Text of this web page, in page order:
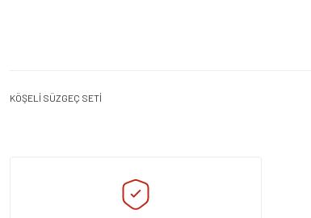
KÖŞELİ SÜZGEÇ SETİ
Ürün resmi kalitesiz, bozuk veya görüntülenemiyor.
Ürün açıklamasında eksik bilgiler bulunuyor.